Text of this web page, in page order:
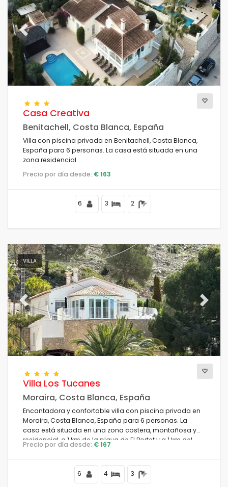
Distancias
Confort
Servicios
Vistas
Previous Next
Casa Creativa
Benitachell, Costa Blanca, España
Villa con piscina privada en Benitachell, Costa Blanca,
España para 6 personas. La casa está situada en una
zona residencial.
Precio por día desde: € 163
6 3 2
VILLA
Previous Next
Villa Los Tucanes
Moraira, Costa Blanca, España
Encantadora y confortable villa con piscina privada en
Moraira, Costa Blanca, España para 6 personas. La
casa está situada en una zona costera, montañosa y
residencial, a 1 km de la playa de El Portet y a 1 km del
Mar Mediterráneo.
Precio por día desde: € 167
6 4 3